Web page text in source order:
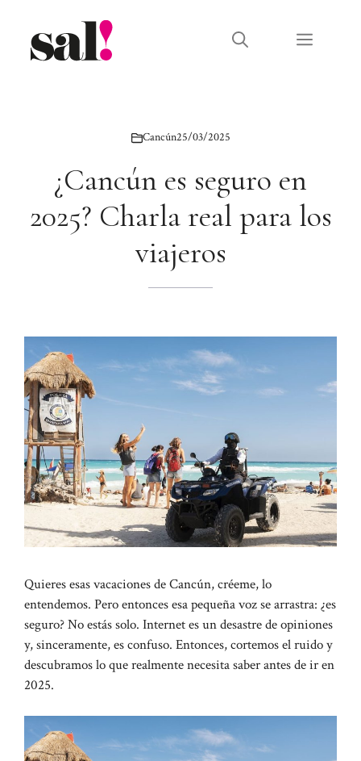
contenido
Menú
Cancún25/03/2025
¿Cancún es seguro en
2025? Charla real para los
viajeros
Quieres esas vacaciones de Cancún, créeme, lo
entendemos. Pero entonces esa pequeña voz se arrastra: ¿es
seguro? No estás solo. Internet es un desastre de opiniones
y, sinceramente, es confuso. Entonces, cortemos el ruido y
descubramos lo que realmente necesita saber antes de ir en
2025.